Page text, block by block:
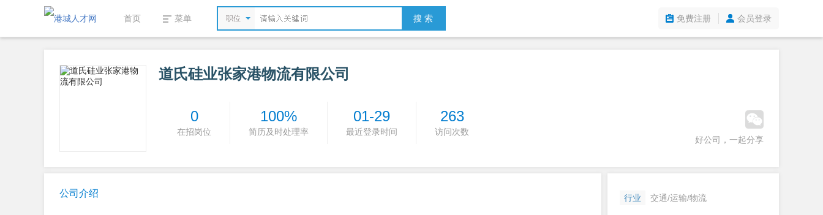
首页 菜单 职位 搜 索 免费注册 会员登录
道氏硅业张家港物流有限公司
0
在招岗位
100%
简历及时处理率
01-29
最近登录时间
263
访问次数
好公司，一起分享
公司介绍 行业 交通/运输/物流